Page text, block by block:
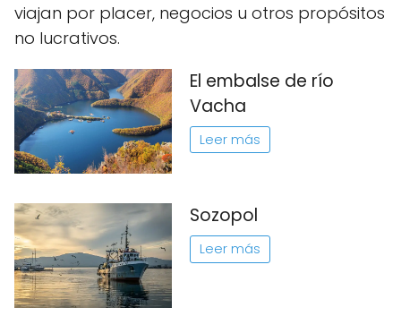
viajan por placer, negocios u otros propósitos
no lucrativos.
El embalse de río
Vacha
Leer más
Sozopol
Leer más